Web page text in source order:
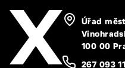
Úřad
100 00
267 093